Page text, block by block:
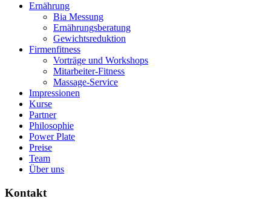
Ernährung
Bia Messung
Ernährungsberatung
Gewichtsreduktion
Firmenfitness
Vorträge und Workshops
Mitarbeiter-Fitness
Massage-Service
Impressionen
Kurse
Partner
Philosophie
Power Plate
Preise
Team
Über uns
Kontakt